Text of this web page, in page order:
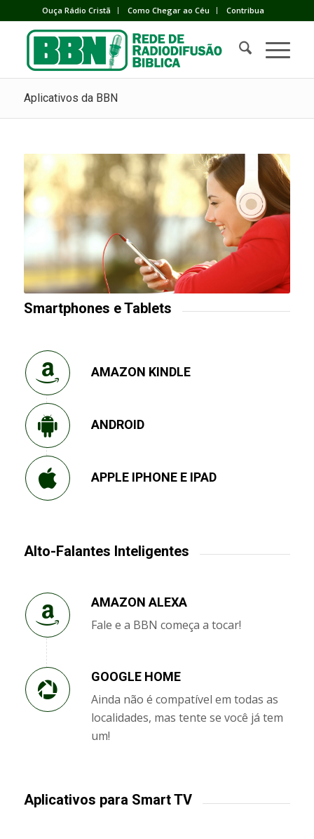
Ouça Rádio Cristã Como Chegar ao Céu Contribua
Aplicativos da BBN
Smartphones e Tablets
AMAZON KINDLE
ANDROID
APPLE IPHONE E IPAD
Alto-Falantes Inteligentes
AMAZON ALEXA
Fale e a BBN começa a tocar!
GOOGLE HOME
Ainda não é compatível em todas as
localidades, mas tente se você já tem
um!
Aplicativos para Smart TV